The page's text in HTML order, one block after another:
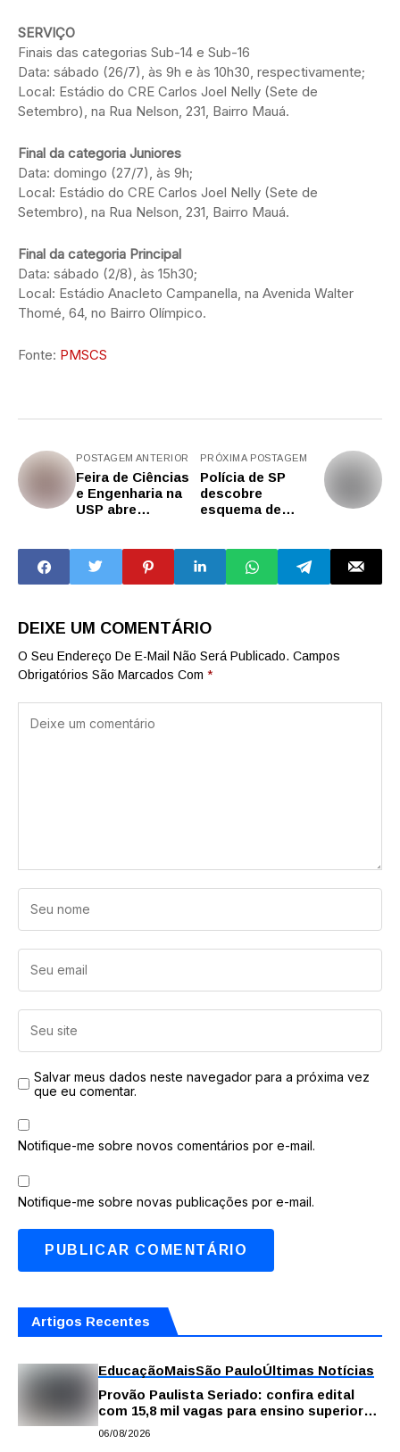
SERVIÇO
Finais das categorias Sub-14 e Sub-16
Data: sábado (26/7), às 9h e às 10h30, respectivamente;
Local: Estádio do CRE Carlos Joel Nelly (Sete de
Setembro), na Rua Nelson, 231, Bairro Mauá.
Final da categoria Juniores
Data: domingo (27/7), às 9h;
Local: Estádio do CRE Carlos Joel Nelly (Sete de
Setembro), na Rua Nelson, 231, Bairro Mauá.
Final da categoria Principal
Data: sábado (2/8), às 15h30;
Local: Estádio Anacleto Campanella, na Avenida Walter
Thomé, 64, no Bairro Olímpico.
Fonte: PMSCS
POSTAGEM ANTERIOR
Feira de Ciências
e Engenharia na
USP abre
de todo o Brasil
PRÓXIMA POSTAGEM
Polícia de SP
descobre
esquema de
receptador na
capital
DEIXE UM COMENTÁRIO
O Seu Endereço De E-Mail Não Será Publicado. Campos
Obrigatórios São Marcados Com *
Salvar meus dados neste navegador para a próxima vez
que eu comentar.
Notifique-me sobre novos comentários por e-mail.
Notifique-me sobre novas publicações por e-mail.
Artigos Recentes
EducaçãoMaisSão PauloÚltimas Notícias
Provão Paulista Seriado: confira edital
com 15,8 mil vagas para ensino superior
público
06/08/2026